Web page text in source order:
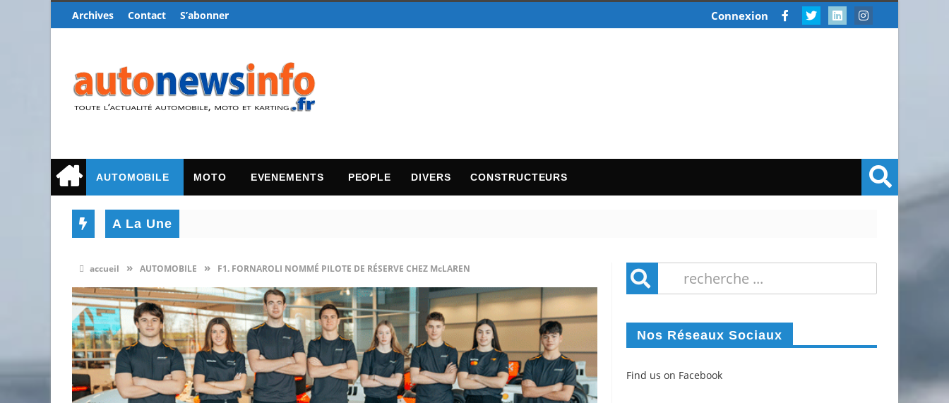
Archives Contact S’abonner Connexion
AUTOMOBILE MOTO EVENEMENTS PEOPLE DIVERS CONSTRUCTEURS
A La Une
accueil » AUTOMOBILE » F1. FORNAROLI NOMMÉ PILOTE DE RÉSERVE CHEZ McLAREN
Nos Réseaux Sociaux
Find us on Facebook